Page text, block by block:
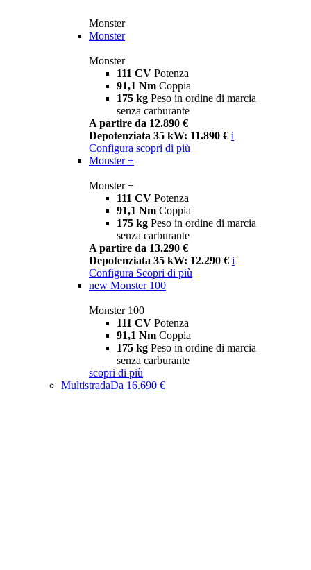
Monster
Monster
Monster
111 CV Potenza
91,1 Nm Coppia
175 kg Peso in ordine di marcia
senza carburante
A partire da 12.890 €
Depotenziata 35 kW: 11.890 € i
Configura scopri di più
Monster +
Monster +
111 CV Potenza
91,1 Nm Coppia
175 kg Peso in ordine di marcia
senza carburante
A partire da 13.290 €
Depotenziata 35 kW: 12.290 € i
Configura Scopri di più
new Monster 100
Monster 100
111 CV Potenza
91,1 Nm Coppia
175 kg Peso in ordine di marcia
senza carburante
scopri di più
MultistradaDa 16.690 €